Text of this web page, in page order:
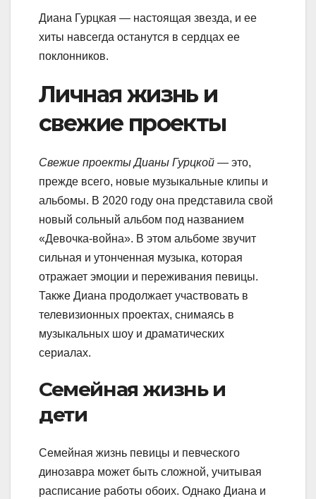
Диана Гурцкая — настоящая звезда, и ее
хиты навсегда останутся в сердцах ее
поклонников.
Личная жизнь и
свежие проекты
Свежие проекты Дианы Гурцкой — это,
прежде всего, новые музыкальные клипы и
альбомы. В 2020 году она представила свой
новый сольный альбом под названием
«Девочка-война». В этом альбоме звучит
сильная и утонченная музыка, которая
отражает эмоции и переживания певицы.
Также Диана продолжает участвовать в
телевизионных проектах, снимаясь в
музыкальных шоу и драматических
сериалах.
Семейная жизнь и
дети
Семейная жизнь певицы и певческого
динозавра может быть сложной, учитывая
расписание работы обоих. Однако Диана и